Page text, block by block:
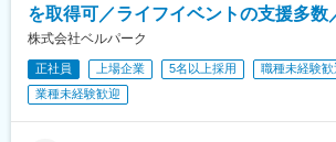
安な気持ちはよく理解できます。あなたが
りとフォローします！同期入社の仲間はも
関係を築いていけるのがベルパークの魅力
すぐに相談し合えて、互いに高め合いなが
・その為研修体制も充実！研修部が主催す
修、業務知識習得研修のほか、店舗配属後
を取得可／ライフイベントの支援多
株式会社ベルパーク
正社員 上場企業 5名以上採用
職種未経験歓
業種未経験歓迎